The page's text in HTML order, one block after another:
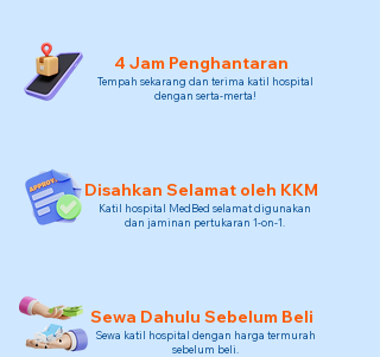
4 Jam Penghantaran
Tempah sekarang dan terima katil hospital
dengan serta-merta!
Disahkan Selamat oleh KKM
Katil hospital MedBed selamat digunakan
dan jaminan pertukaran 1-on-1.
Sewa Dahulu Sebelum Beli
Sewa katil hospital dengan harga termurah
sebelum beli.